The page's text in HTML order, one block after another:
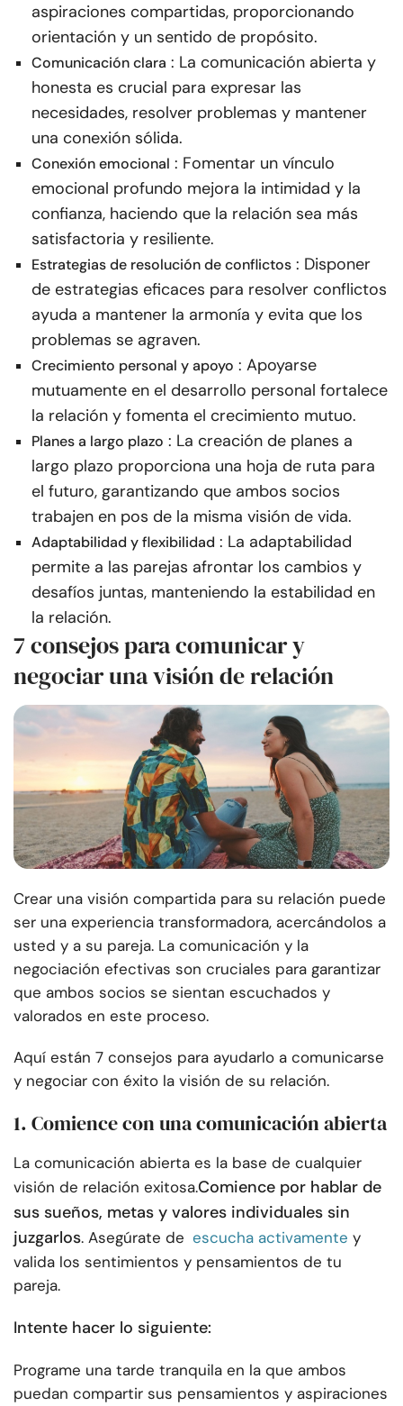
aspiraciones compartidas, proporcionando
orientación y un sentido de propósito.
Comunicación clara : La comunicación abierta y
honesta es crucial para expresar las
necesidades, resolver problemas y mantener
una conexión sólida.
Conexión emocional : Fomentar un vínculo
emocional profundo mejora la intimidad y la
confianza, haciendo que la relación sea más
satisfactoria y resiliente.
Estrategias de resolución de conflictos : Disponer
de estrategias eficaces para resolver conflictos
ayuda a mantener la armonía y evita que los
problemas se agraven.
Crecimiento personal y apoyo : Apoyarse
mutuamente en el desarrollo personal fortalece
la relación y fomenta el crecimiento mutuo.
Planes a largo plazo : La creación de planes a
largo plazo proporciona una hoja de ruta para
el futuro, garantizando que ambos socios
trabajen en pos de la misma visión de vida.
Adaptabilidad y flexibilidad : La adaptabilidad
permite a las parejas afrontar los cambios y
desafíos juntas, manteniendo la estabilidad en
la relación.
7 consejos para comunicar y
negociar una visión de relación
Crear una visión compartida para su relación puede
ser una experiencia transformadora, acercándolos a
usted y a su pareja. La comunicación y la
negociación efectivas son cruciales para garantizar
que ambos socios se sientan escuchados y
valorados en este proceso.
Aquí están 7 consejos para ayudarlo a comunicarse
y negociar con éxito la visión de su relación.
1. Comience con una comunicación abierta
La comunicación abierta es la base de cualquier
visión de relación exitosa.Comience por hablar de
sus sueños, metas y valores individuales sin
juzgarlos. Asegúrate de escucha activamente y
valida los sentimientos y pensamientos de tu
pareja.
Intente hacer lo siguiente:
Programe una tarde tranquila en la que ambos
puedan compartir sus pensamientos y aspiraciones